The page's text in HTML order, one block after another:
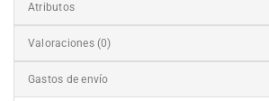
Atributos
Valoraciones (0)
Gastos de envío